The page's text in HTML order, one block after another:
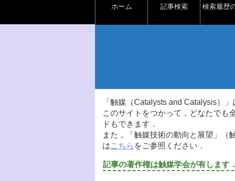
ホーム 記事検索 検索履歴
「触媒（Catalysts and Catalysis）
このサイトをつかって，どなたでも
ドもできます．
また，「触媒技術の動向と展望」（
はこちら をご参照ください．
記事の著作権は触媒学会が有します．